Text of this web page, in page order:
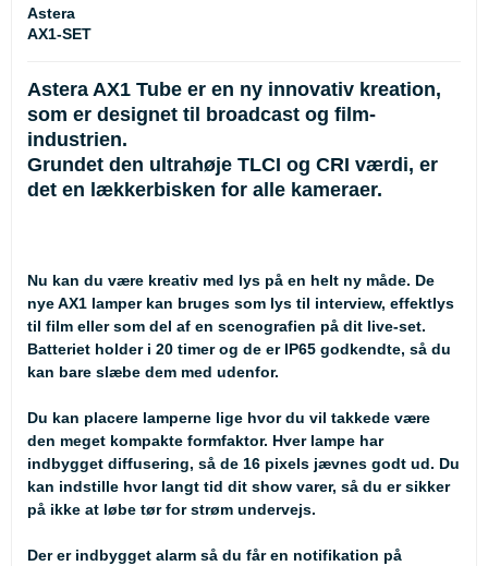
Astera
AX1-SET
Astera AX1 Tube er en ny innovativ kreation,
som er designet til broadcast og film-
industrien.
Grundet den ultrahøje TLCI og CRI værdi, er
det en lækkerbisken for alle kameraer.
Nu kan du være kreativ med lys på en helt ny måde. De
nye AX1 lamper kan bruges som lys til interview, effektlys
til film eller som del af en scenografien på dit live-set.
Batteriet holder i 20 timer og de er IP65 godkendte, så du
kan bare slæbe dem med udenfor.
Du kan placere lamperne lige hvor du vil takkede være
den meget kompakte formfaktor. Hver lampe har
indbygget diffusering, så de 16 pixels jævnes godt ud. Du
kan indstille hvor langt tid dit show varer, så du er sikker
på ikke at løbe tør for strøm undervejs.
Der er indbygget alarm så du får en notifikation på